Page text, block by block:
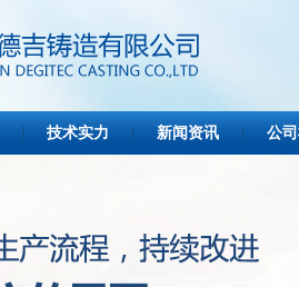
技术实力 新闻资讯 公